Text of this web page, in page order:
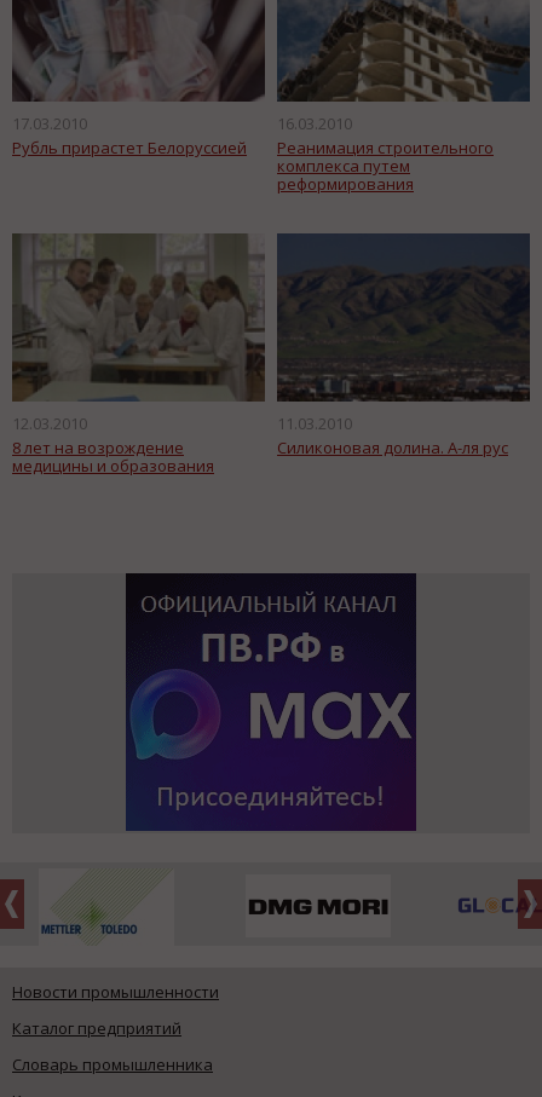
17.03.2010
Рубль прирастет Белоруссией
16.03.2010
Реанимация строительного
комплекса путем
реформирования
12.03.2010
8 лет на возрождение
медицины и образования
11.03.2010
Силиконовая долина. А-ля рус
Новости промышленности
Каталог предприятий
Словарь промышленника